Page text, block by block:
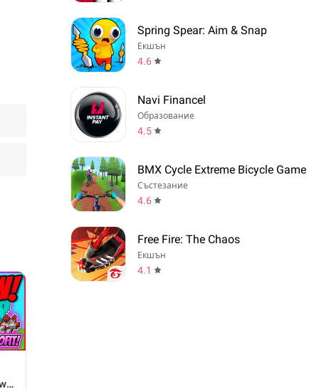
Spring Spear: Aim & Snap
Екшън
4.6
Navi Financel
Образование
4.5
BMX Cycle Extreme Bicycle Game
Състезание
4.6
Free Fire: The Chaos
Екшън
4.1